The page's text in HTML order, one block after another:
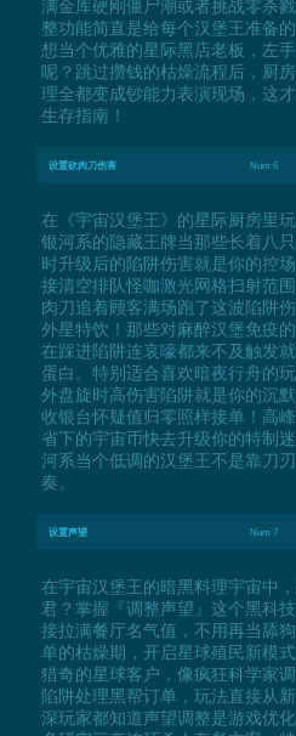
满金库硬刚僵尸潮或者挑战零杀
整功能简直是给每个汉堡王准备
想当个优雅的星际黑店老板，左
呢？跳过攒钱的枯燥流程后，厨
理全都变成钞能力表演现场，这
生存指南！
设置砍肉刀伤害 Num 6
在《宇宙汉堡王》的星际厨房里
银河系的隐藏王牌当那些长着八
时升级后的陷阱伤害就是你的控
接清空排队怪咖激光网格扫射范
肉刀追着顾客满场跑了这波陷阱
外星特饮！那些对麻醉汉堡免疫
在踩进陷阱连哀嚎都来不及触发
蛋白。特别适合喜欢暗夜行舟的
外盘旋时高伤害陷阱就是你的沉
收银台怀疑值归零照样接单！高
省下的宇宙币快去升级你的特制
河系当个低调的汉堡王不是靠刀
奏。
设置声望 Num 7
在宇宙汉堡王的暗黑料理宇宙中
君？掌握『调整声望』这个黑科
接拉满餐厅名气值，不用再当舔
单的枯燥期，开启星球殖民新模
猎奇的星球客户，像疯狂科学家
陷阱处理黑帮订单，玩法直接从
深玩家都知道声望调整是游戏优